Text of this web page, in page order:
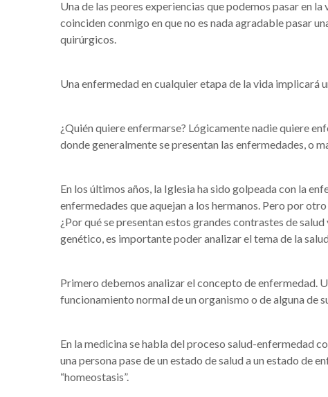
Una de las peores experiencias que podemos pasar en
coinciden conmigo en que no es nada agradable pasar
quirúrgicos.
Una enfermedad en cualquier etapa de la vida
¿Quién quiere enfermarse? Lógicamente nadie quiere
donde generalmente se presentan las enfermedades, o
En los últimos años, la Iglesia ha sido golpeada con la
enfermedades que aquejan a los hermanos. Pero por
¿Por qué se presentan estos grandes contrastes de
genético, es importante poder analizar el tema de la
Primero debemos analizar el concepto de enfermedad.
funcionamiento normal de un organismo o de alguna de
En la medicina se habla del proceso salud-enfermedad
una persona pase de un estado de salud a un estado de
“homeostasis”.